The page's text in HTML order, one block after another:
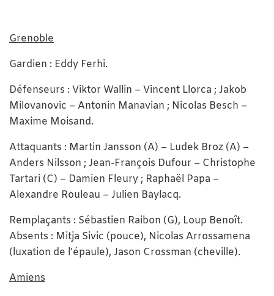
Grenoble
Gardien : Eddy Ferhi.
Défenseurs : Viktor Wallin – Vincent Llorca ; Jakob
Milovanovic – Antonin Manavian ; Nicolas Besch –
Maxime Moisand.
Attaquants : Martin Jansson (A) – Ludek Broz (A) –
Anders Nilsson ; Jean-François Dufour – Christophe
Tartari (C) – Damien Fleury ; Raphaël Papa –
Alexandre Rouleau – Julien Baylacq.
Remplaçants : Sébastien Raibon (G), Loup Benoît.
Absents : Mitja Sivic (pouce), Nicolas Arrossamena
(luxation de l’épaule), Jason Crossman (cheville).
Amiens